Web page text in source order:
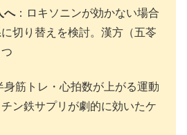
へ：ロキソニンが効かない場合
切り替えを検討。漢方（五苓
身筋トレ・心拍数が上がる運動
ン鉄サプリが劇的に効いたケ